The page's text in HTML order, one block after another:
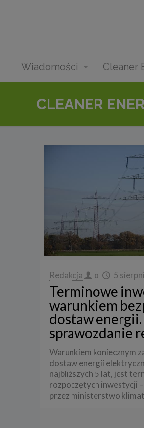
Wiadomości Cleaner
CLEANER
Redakcja o 5
Terminowe
warunkiem
dostaw energii.
sprawozdanie
Warunkiem koniecznym
dostaw energii
najbliższych 5 lat, jest
rozpoczętych inwestycji
przez ministerstwo